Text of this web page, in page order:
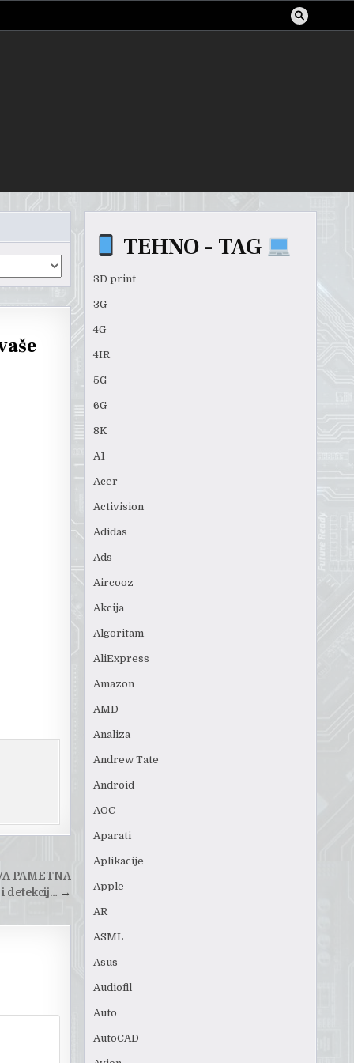
PAMETNA
i detekcij… →
TEHNO - TAG
3D print
3G
4G
4IR
5G
6G
8K
A1
Acer
Activision
Adidas
Ads
Aircooz
Akcija
Algoritam
AliExpress
Amazon
AMD
Analiza
Andrew Tate
Android
AOC
Aparati
Aplikacije
Apple
AR
ASML
Asus
Audiofil
Auto
AutoCAD